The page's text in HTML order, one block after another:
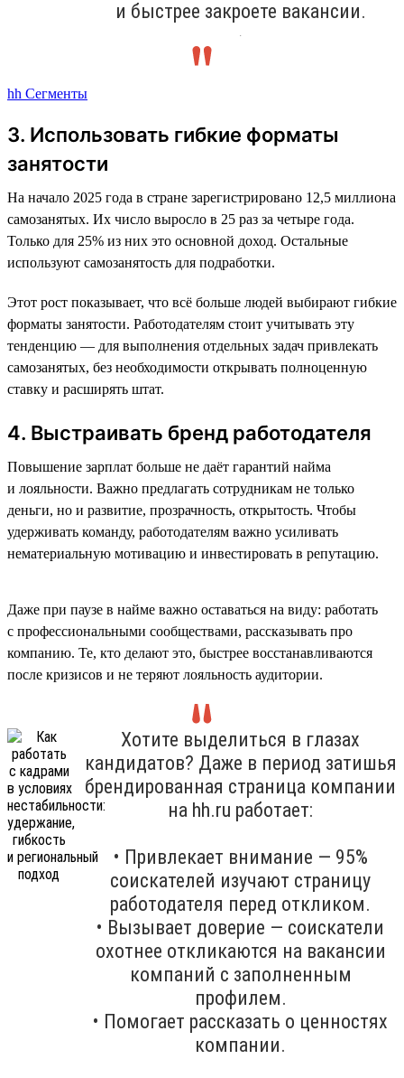
и быстрее закроете вакансии.
.
hh Сегменты
3. Использовать гибкие форматы
занятости
На начало 2025 года в стране зарегистрировано 12,5 миллиона
самозанятых. Их число выросло в 25 раз за четыре года.
Только для 25% из них это основной доход. Остальные
используют самозанятость для подработки.
Этот рост показывает, что всё больше людей выбирают гибкие
форматы занятости. Работодателям стоит учитывать эту
тенденцию — для выполнения отдельных задач привлекать
самозанятых, без необходимости открывать полноценную
ставку и расширять штат.
4. Выстраивать бренд работодателя
Повышение зарплат больше не даёт гарантий найма
и лояльности. Важно предлагать сотрудникам не только
деньги, но и развитие, прозрачность, открытость. Чтобы
удерживать команду, работодателям важно усиливать
нематериальную мотивацию и инвестировать в репутацию.
Даже при паузе в найме важно оставаться на виду: работать
с профессиональными сообществами, рассказывать про
компанию. Те, кто делают это, быстрее восстанавливаются
после кризисов и не теряют лояльность аудитории.
Хотите выделиться в глазах
кандидатов? Даже в период затишья
брендированная страница компании
на hh.ru работает:
• Привлекает внимание — 95%
соискателей изучают страницу
работодателя перед откликом.
• Вызывает доверие — соискатели
охотнее откликаются на вакансии
компаний с заполненным
профилем.
• Помогает рассказать о ценностях
компании.